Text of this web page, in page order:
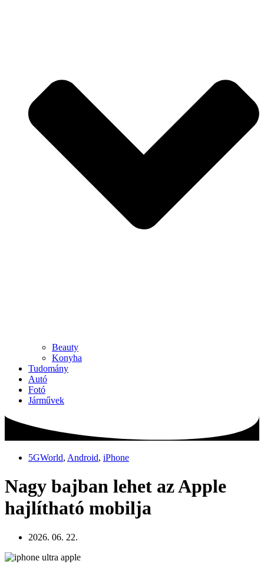
Beauty
Konyha
Tudomány
Autó
Fotó
Járművek
5GWorld, Android, iPhone
Nagy bajban lehet az Apple
hajlítható mobilja
2026. 06. 22.